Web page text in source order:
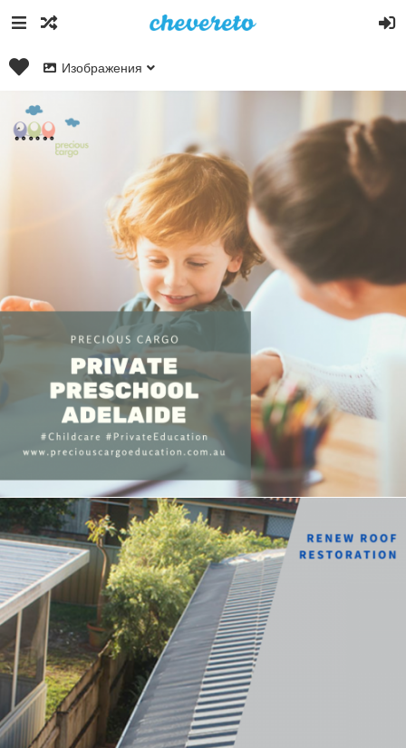
Изображения